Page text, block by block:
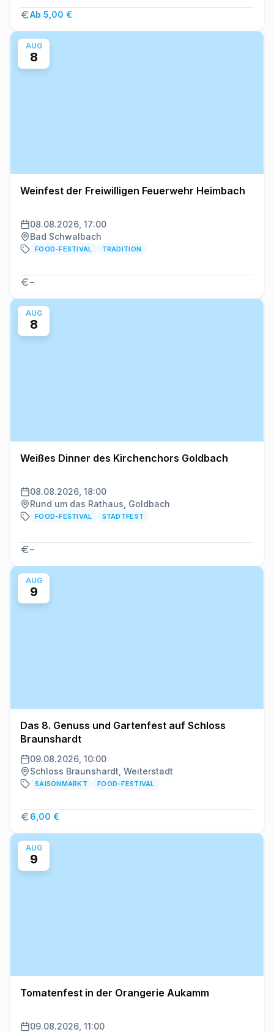
Ab 5,00 €
AUG
8
Weinfest der Freiwilligen Feuerwehr Heimbach
08.08.2026, 17:00
Bad Schwalbach
FOOD-FESTIVAL TRADITION
–
AUG
8
Weißes Dinner des Kirchenchors Goldbach
08.08.2026, 18:00
Rund um das Rathaus, Goldbach
FOOD-FESTIVAL STADTFEST
–
AUG
9
Das 8. Genuss und Gartenfest auf Schloss
Braunshardt
09.08.2026, 10:00
Schloss Braunshardt, Weiterstadt
SAISONMARKT FOOD-FESTIVAL
6,00 €
AUG
9
Tomatenfest in der Orangerie Aukamm
09.08.2026, 11:00